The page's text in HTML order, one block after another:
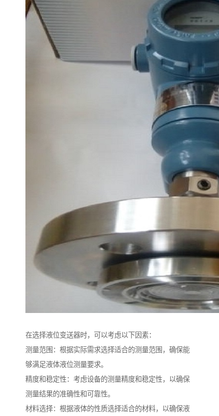
在选择液位变送器时，可以考虑以下因素：
测量范围：根据实际需求选择适合的测量范围，确保能
够满足液体液位测量要求。
精度和稳定性：考虑设备的测量精度和稳定性，以确保
测量结果的准确性和可靠性。
材料选择：根据液体的性质选择适合的材料，以确保液